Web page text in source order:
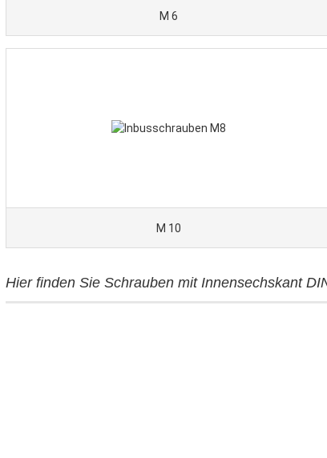
M 6
M 10
Hier finden Sie Schrauben mit Innensechskant